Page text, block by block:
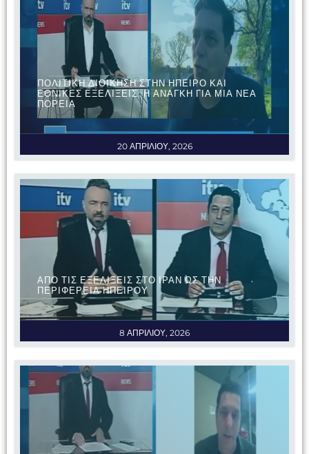
20 ΑΠΡΙΛΙΟΥ, 2026
ΠΟΛΙΤΙΚΗ ΔΙΟΙΚΗΣΗ ΣΤΗΝ ΗΠΕΙΡΟ ΚΑΙ
ΕΘΝΙΚΕΣ ΕΞΕΛΙΞΕΙΣ: Η ΑΝΑΓΚΗ ΓΙΑ ΜΙΑ ΝΕΑ
ΠΟΡΕΙΑ
8 ΑΠΡΙΛΙΟΥ, 2026
ΑΠΟ ΤΙΣ ΕΞΕΛΙΞΕΙΣ ΣΤΟ ΙΡΑΝ ΩΣ ΤΗΝ
ΠΕΡΙΦΕΡΕΙΑ ΗΠΕΙΡΟΥ